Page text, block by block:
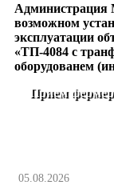
Администрация
возможном
эксплуатации
«ТП-4084 с
оборудованем
Прием
05.08.2026